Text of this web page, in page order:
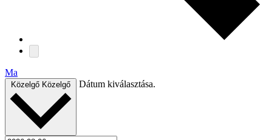
Ma
Közelgő Közelgő Dátum kiválasztása.